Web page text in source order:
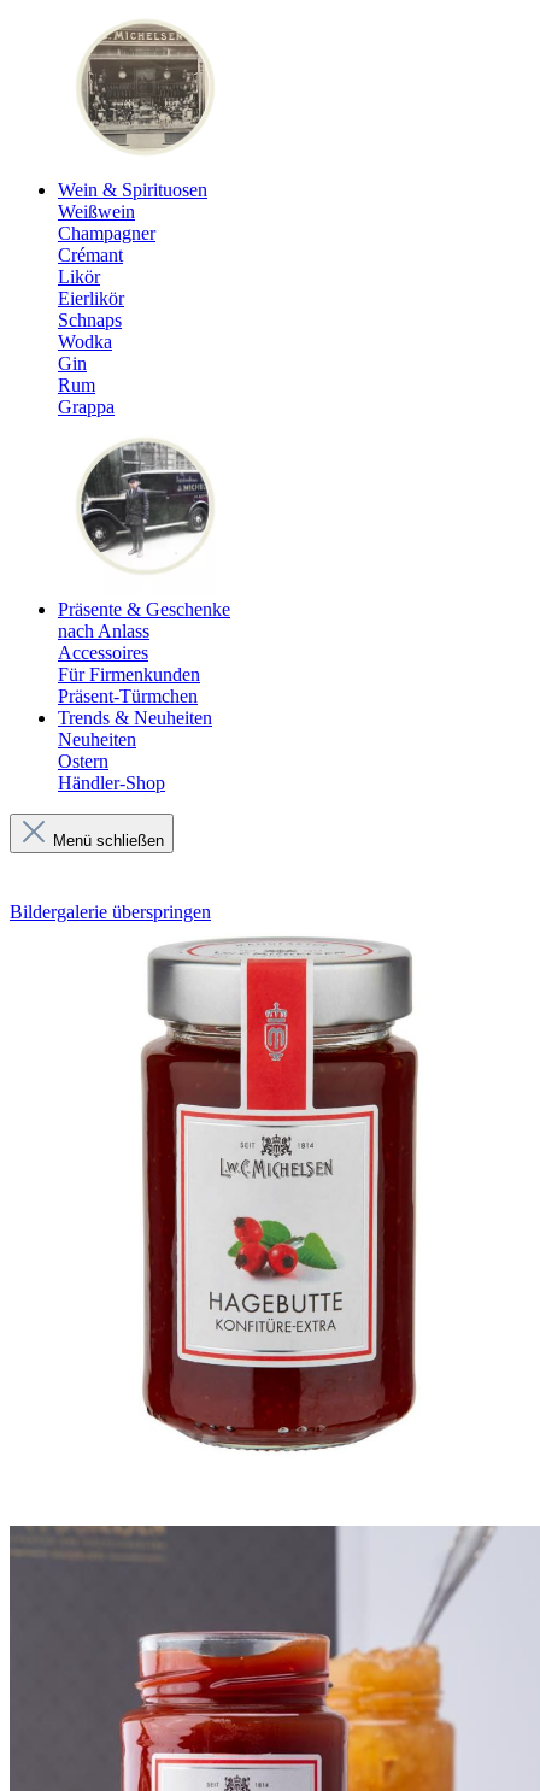
Wein & Spirituosen
Weißwein
Champagner
Crémant
Likör
Eierlikör
Schnaps
Wodka
Gin
Rum
Grappa
Präsente & Geschenke
nach Anlass
Accessoires
Für Firmenkunden
Präsent-Türmchen
Trends & Neuheiten
Neuheiten
Ostern
Händler-Shop
Menü schließen
Bildergalerie überspringen